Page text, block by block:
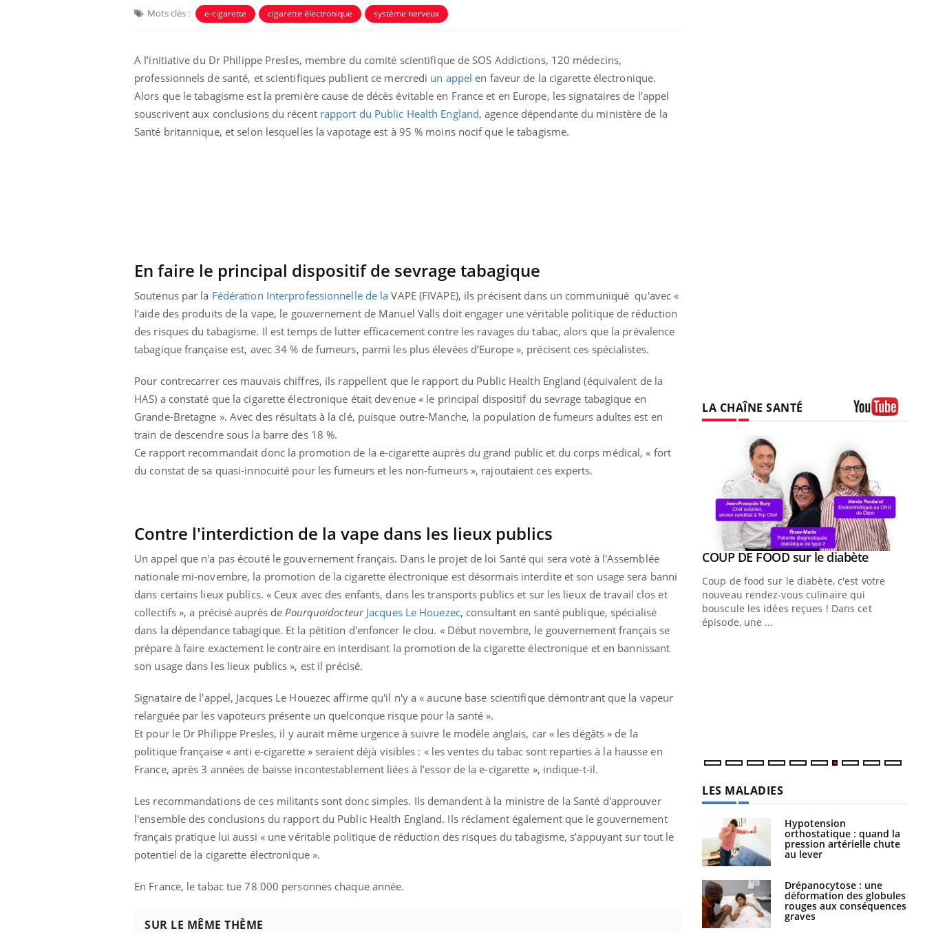
Mots clés : e-cigarette cigarette électronique système nerveux
A l’initiative du Dr Philippe Presles, membre du comité scientifique de SOS Addictions, 120 médecins,
professionnels de santé, et scientifiques publient ce mercredi un appel en faveur de la cigarette électronique.
Alors que le tabagisme est la première cause de décès évitable en France et en Europe, les signataires de l’appel
souscrivent aux conclusions du récent rapport du Public Health England, agence dépendante du ministère de la
Santé britannique, et selon lesquelles la vapotage est à 95 % moins nocif que le tabagisme.
En faire le principal dispositif de sevrage tabagique
Soutenus par la Fédération Interprofessionnelle de laVAPE (FIVAPE), ils précisent dans un communiqué qu'avec «
l’aide des produits de la vape, le gouvernement de Manuel Valls doit engager une véritable politique de réduction
des risques du tabagisme. Il est temps de lutter efficacement contre les ravages du tabac, alors que la prévalence
tabagique française est, avec 34 % de fumeurs, parmi les plus élevées d’Europe », précisent ces spécialistes.
Pour contrecarrer ces mauvais chiffres, ils rappellent que le rapport du Public Health England (équivalent de la
HAS) a constaté que la cigarette électronique était devenue « le principal dispositif du sevrage tabagique en
Grande-Bretagne ». Avec des résultats à la clé, puisque outre-Manche, la population de fumeurs adultes est en
train de descendre sous la barre des 18 %.
Ce rapport recommandait donc la promotion de la e-cigarette auprès du grand public et du corps médical, « fort
du constat de sa quasi-innocuité pour les fumeurs et les non-fumeurs », rajoutaient ces experts.
Contre l'interdiction de la vape dans les lieux publics
Un appel que n'a pas écouté le gouvernement français. Dans le projet de loi Santé qui sera voté à l'Assemblée
nationale mi-novembre, la promotion de la cigarette électronique est désormais interdite et son usage sera banni
dans certains lieux publics. « Ceux avec des enfants, dans les transports publics et sur les lieux de travail clos et
collectifs », a précisé auprès de Pourquoidocteur Jacques Le Houezec, consultant en santé publique, spécialisé
dans la dépendance tabagique. Et la pétition d'enfoncer le clou. « Début novembre, le gouvernement français se
prépare à faire exactement le contraire en interdisant la promotion de la cigarette électronique et en bannissant
son usage dans les lieux publics », est il précisé.
Signataire de l'appel, Jacques Le Houezec affirme qu'il n'y a « aucune base scientifique démontrant que la vapeur
relarguée par les vapoteurs présente un quelconque risque pour la santé ».
Et pour le Dr Philippe Presles, il y aurait même urgence à suivre le modèle anglais, car « les dégâts » de la
politique française « anti e-cigarette » seraient déjà visibles : « les ventes du tabac sont reparties à la hausse en
France, après 3 années de baisse incontestablement liées à l’essor de la e-cigarette », indique-t-il.
Les recommandations de ces militants sont donc simples. Ils demandent à la ministre de la Santé d'approuver
l'ensemble des conclusions du rapport du Public Health England. Ils réclament également que le gouvernement
français pratique lui aussi « une véritable politique de réduction des risques du tabagisme, s’appuyant sur tout le
potentiel de la cigarette électronique ».
En France, le tabac tue 78 000 personnes chaque année.
SUR LE MÊME THÈME
LA CHAÎNE SANTÉ
Diabète & Ramadan 2026Youtube
Le Ramadan approche, et, pour de
nombreuses personnes atteintes de
diabète, c'est une période de questions, de
Youtube
Un « jumeau numérique » pour
faciliter l’accès à la médecine
préventiveYoutube
Un établissement lié à un groupe
mutualiste innove en matière de bilan de
santé : l'utilisation d'un « jumeau
numérique » permet ...
Youtube
COUP DE FOOD sur le diabète Youtube
Coup de food sur le diabète, c'est votre
nouveau rendez-vous culinaire qui
bouscule les idées reçues ! Dans cet
épisode, une ...
LES MALADIES
Hypotension
orthostatique : quand la
pression artérielle chute
au lever
Drépanocytose : une
déformation des globules
rouges aux conséquences
graves